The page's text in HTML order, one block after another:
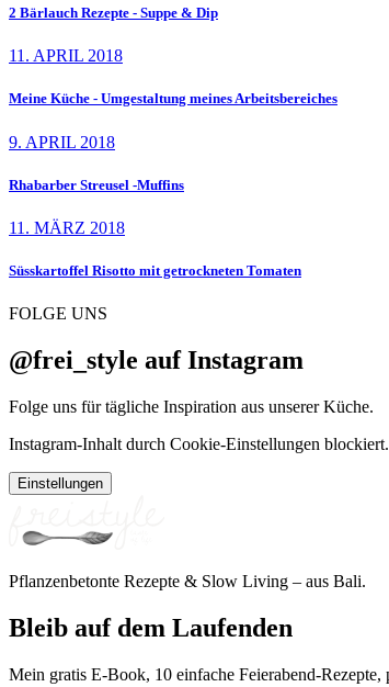
2 Bärlauch Rezepte - Suppe & Dip
11. APRIL 2018
Meine Küche - Umgestaltung meines Arbeitsbereiches
9. APRIL 2018
Rhabarber Streusel -Muffins
11. MÄRZ 2018
Süsskartoffel Risotto mit getrockneten Tomaten
FOLGE UNS
@frei_style auf Instagram
Folge uns für tägliche Inspiration aus unserer Küche.
Instagram-Inhalt durch Cookie-Einstellungen blockiert.
Einstellungen
Pflanzenbetonte Rezepte & Slow Living – aus Bali.
Bleib auf dem Laufenden
Mein gratis E-Book, 10 einfache Feierabend-